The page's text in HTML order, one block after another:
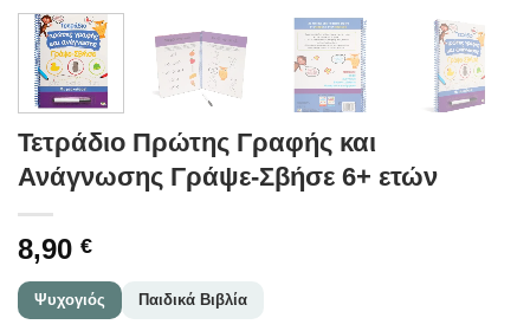
Τετράδιο Πρώτης Γραφής και
Ανάγνωσης Γράψε-Σβήσε 6+ ετών
8,90 €
Ψυχογιός Παιδικά Βιβλία